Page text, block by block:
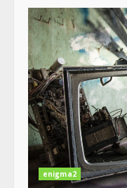
enigma2